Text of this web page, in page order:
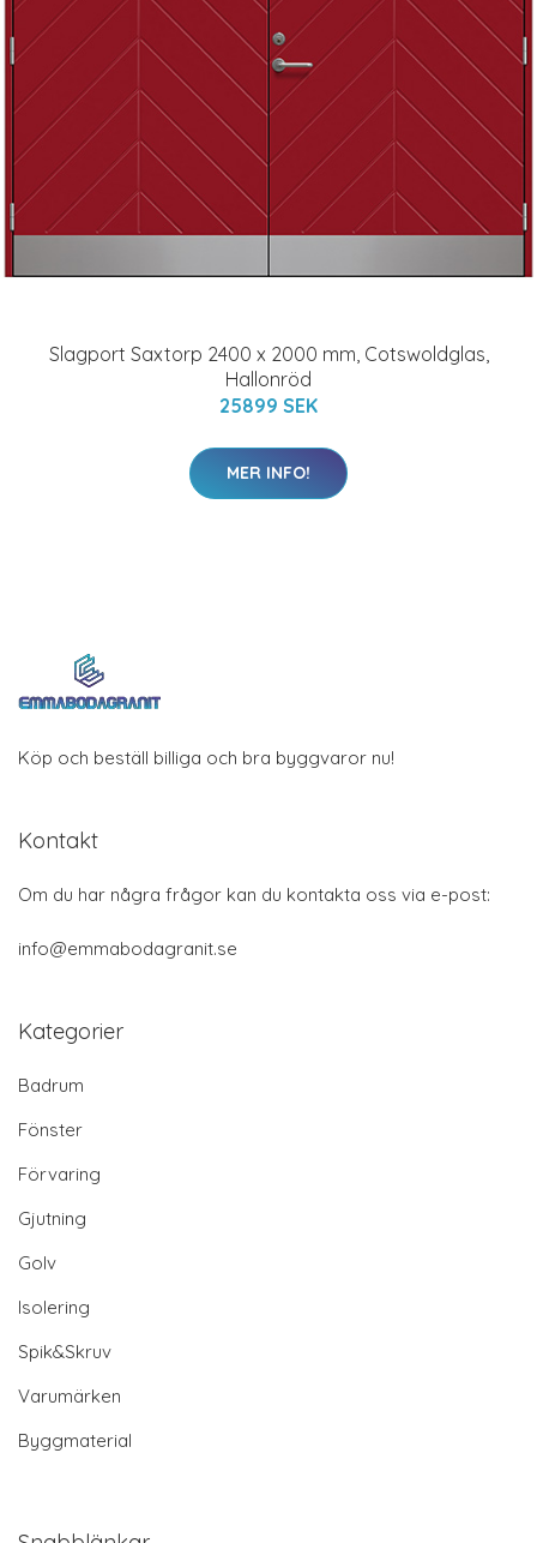
Slagport Saxtorp 2400 x 2000 mm, Cotswoldglas,
Hallonröd
25899 SEK
MER INFO!
Köp och beställ billiga och bra byggvaror nu!
Kontakt
Om du har några frågor kan du kontakta oss via e-post:
info@emmabodagranit.se
Kategorier
Badrum
Fönster
Förvaring
Gjutning
Golv
Isolering
Spik&Skruv
Varumärken
Byggmaterial